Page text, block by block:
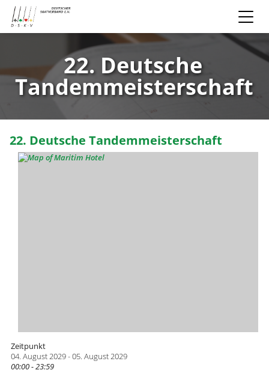
22. Deutsche
Tandemmeisterschaft
22. Deutsche Tandemmeisterschaft
Zeitpunkt
04. August 2029 - 05. August 2029
00:00 - 23:59